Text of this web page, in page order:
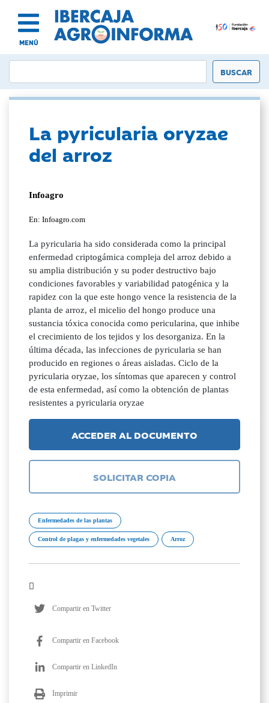
MENÚ
La pyricularia oryzae
del arroz
Infoagro
En: Infoagro.com
La pyricularia ha sido considerada como la principal
enfermedad criptogámica compleja del arroz debido a
su amplia distribución y su poder destructivo bajo
condiciones favorables y variabilidad patogénica y la
rapidez con la que este hongo vence la resistencia de la
planta de arroz, el micelio del hongo produce una
sustancia tóxica conocida como pericularina, que inhibe
el crecimiento de los tejidos y los desorganiza. En la
última década, las infecciones de pyricularia se han
producido en regiones o áreas aisladas. Ciclo de la
pyricularia oryzae, los síntomas que aparecen y control
de esta enfermedad, así como la obtención de plantas
resistentes a pyricularia oryzae
ACCEDER AL DOCUMENTO
SOLICITAR COPIA
Enfermedades de las plantas
Control de plagas y enfermedades vegetales Arroz
Compartir en Twitter
Compartir en Facebook
Compartir en LinkedIn
Imprimir